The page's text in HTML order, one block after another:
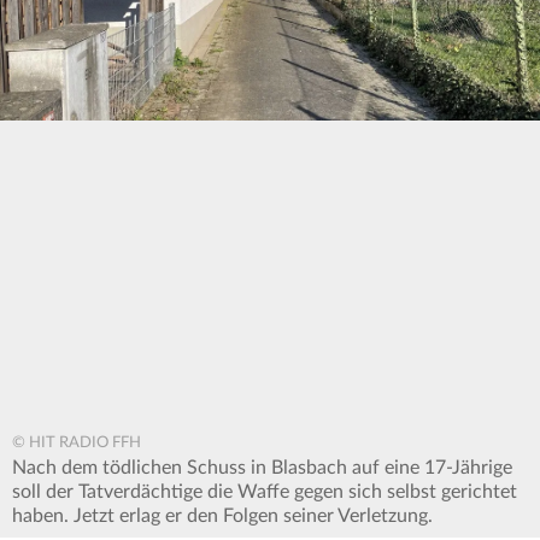
© HIT RADIO FFH
Nach dem tödlichen Schuss in Blasbach auf eine 17-Jährige
soll der Tatverdächtige die Waffe gegen sich selbst gerichtet
haben. Jetzt erlag er den Folgen seiner Verletzung.